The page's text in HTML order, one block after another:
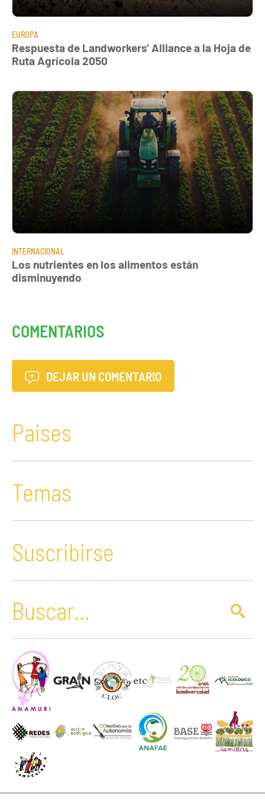
EUROPA
Respuesta de Landworkers’ Alliance a la Hoja de
Ruta Agrícola 2050
INTERNACIONAL
Los nutrientes en los alimentos están
disminuyendo
COMENTARIOS
DEJAR UN COMENTARIO
Paises
Temas
Suscribirse